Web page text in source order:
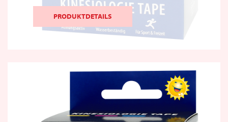
PRODUKTDETAILS